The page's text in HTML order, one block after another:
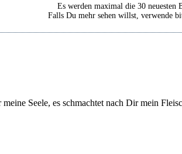
Es wer­den maxi­mal die 30 neu­es­ten
Falls Du mehr sehen willst, ver­wen­de
See­le, es schmach­tet nach Dir mein